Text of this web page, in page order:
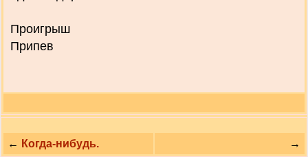
Проигрыш
Припев
← Когда-нибудь. →